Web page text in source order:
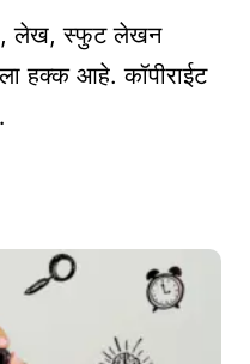
लेख, स्फुट लेखन
हक्क आहे. कॉपीराईट